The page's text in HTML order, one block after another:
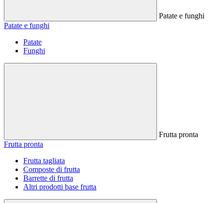
Patate e funghi
Patate e funghi
Patate
Funghi
Frutta pronta
Frutta pronta
Frutta tagliata
Composte di frutta
Barrette di frutta
Altri prodotti base frutta